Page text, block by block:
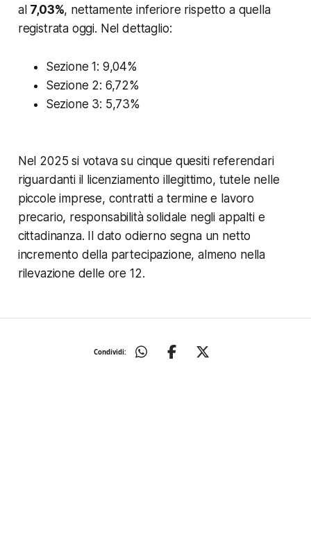
al 7,03%, nettamente inferiore rispetto a quella
registrata oggi. Nel dettaglio:
Sezione 1: 9,04%
Sezione 2: 6,72%
Sezione 3: 5,73%
Nel 2025 si votava su cinque quesiti referendari
riguardanti il licenziamento illegittimo, tutele nelle
piccole imprese, contratti a termine e lavoro
precario, responsabilità solidale negli appalti e
cittadinanza. Il dato odierno segna un netto
incremento della partecipazione, almeno nella
rilevazione delle ore 12.
Condividi: